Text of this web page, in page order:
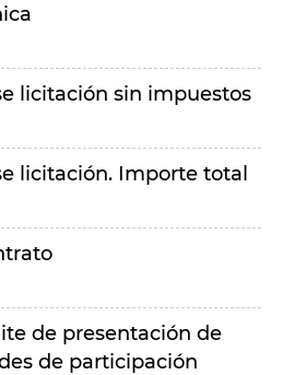
licitación sin impuestos
licitación. Importe total
de presentación de
de participación